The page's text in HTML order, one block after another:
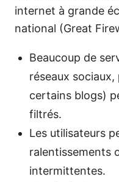
internet à grande
national (Great
Beaucoup de
réseaux
certains blogs)
filtrés.
Les utilisateurs
ralentissements
intermittentes.